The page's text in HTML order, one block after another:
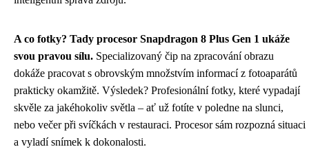
A co fotky? Tady procesor Snapdragon 8 Plus Gen 1 ukáže
svou pravou sílu. Specializovaný čip na zpracování obrazu
dokáže pracovat s obrovským množstvím informací z fotoaparátů
prakticky okamžitě. Výsledek? Profesionální fotky, které vypadají
skvěle za jakéhokoliv světla – ať už fotíte v poledne na slunci,
nebo večer při svíčkách v restauraci. Procesor sám rozpozná situaci
a vyladí snímek k dokonalosti.